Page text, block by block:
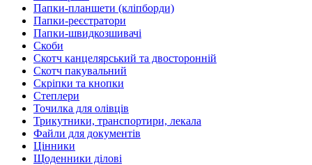
Папки-планшети (кліпборди)
Папки-реєстратори
Папки-швидкозшивачі
Скоби
Скотч канцелярський та двосторонній
Скотч пакувальний
Скріпки та кнопки
Степлери
Точилка для олівців
Трикутники, транспортири, лекала
Файли для документів
Цінники
Щоденники ділові